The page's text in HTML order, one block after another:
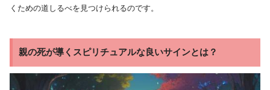
くための道しるべを見つけられるのです。
親の死が導くスピリチュアルな良いサインとは？